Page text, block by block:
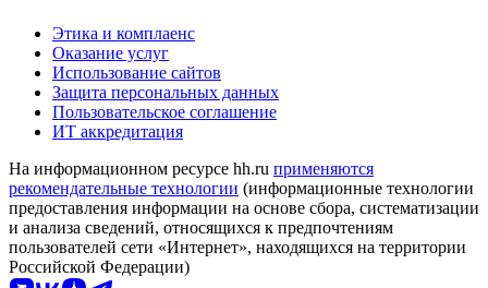
Этика и комплаенс
Оказание услуг
Использование сайтов
Защита персональных данных
Пользовательское соглашение
ИТ аккредитация
На информационном ресурсе hh.ru применяются
рекомендательные технологии (информационные технологии
предоставления информации на основе сбора, систематизации
и анализа сведений, относящихся к предпочтениям
пользователей сети «Интернет», находящихся на территории
Российской Федерации)